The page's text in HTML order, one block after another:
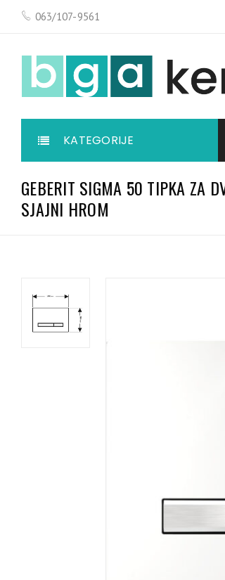
063/107-9561
KATEGORIJE
GEBERIT SIGMA 50 TIPKA ZA
SJAJNI HROM